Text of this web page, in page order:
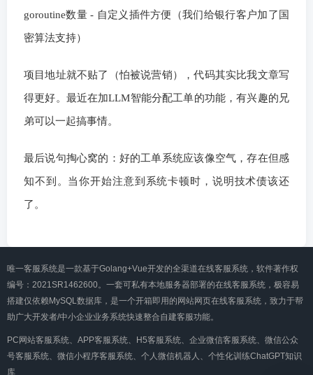
goroutine数量 - 自定义插件方便（我们给银行客户加了国
密算法支持）
项目地址就不贴了（怕被说营销），代码其实比我文章写
得更好。最近在加LLM智能分配工单的功能，有兴趣的兄
弟可以一起搞事情。
最后说句掏心窝的：好的工单系统应该像空气，存在但感
知不到。当你开始注意到系统卡顿时，说明技术债该还
了。
唯一客服系统是一款基于Golang+Vue开发的全渠道在线客服系统，软件著作权
编号：2021SR1462600。一套可私有本地服务器部署的在线客服系统，极容易
搭建仅依赖MySQL数据库，是一个开箱即用的网站网页在线客服系统，致力于帮
助广大开发者/中小企业业务系统快速整合自建客服功能。
PC网站客服系统、APP客服系统、H5客服系统、企业微信客服系统、微信公众
号客服系统、微信小程序客服系统、个人微信机器人、个性化训练ChatGPT知识
库